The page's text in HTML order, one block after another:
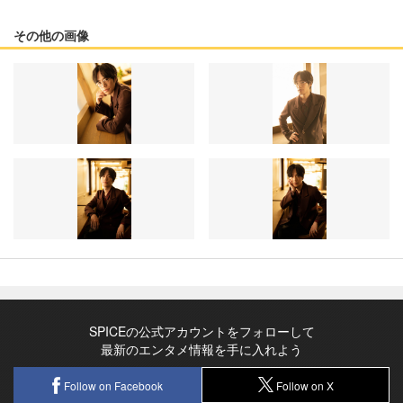
その他の画像
SPICEの公式アカウントをフォローして
最新のエンタメ情報を手に入れよう
Follow on Facebook Follow on X